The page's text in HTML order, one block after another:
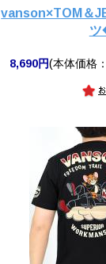
vanson×TOM＆
8,690円(本体価格